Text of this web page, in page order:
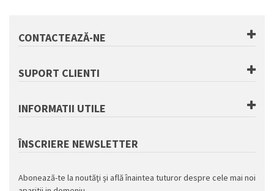
CONTACTEAZĂ-NE
SUPORT CLIENTI
INFORMATII UTILE
ÎNSCRIERE NEWSLETTER
Abonează-te la noutăţi și află înaintea tuturor despre cele mai noi